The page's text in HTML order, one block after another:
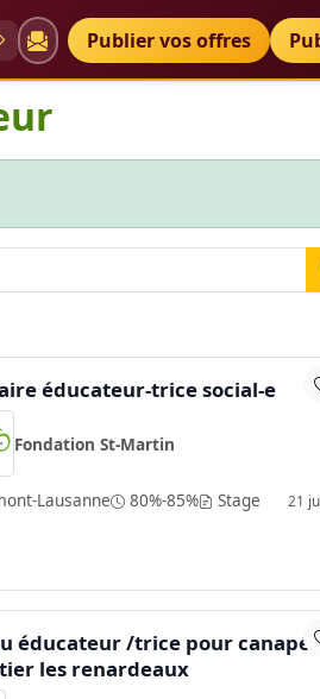
Diplômes Petites
Publier vos offres
éducateur-trice social-e
Fondation St-Martin
Lausanne 80%-85% Stage 21
éducateur /trice pour canapé
les renardeaux